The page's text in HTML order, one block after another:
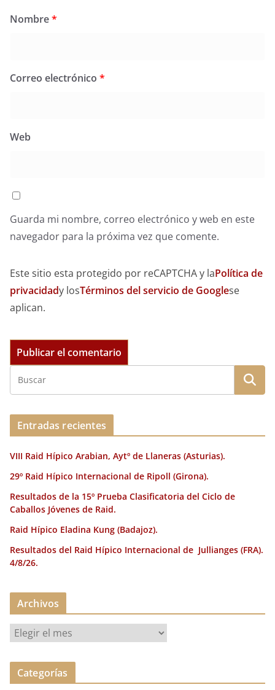
Nombre*
Correo electrónico *
Web
Guarda mi nombre, correo electrónico y web en este
navegador para la próxima vez que comente.
Este sitio esta protegido por reCAPTCHA y laPolítica de
privacidady losTérminos del servicio de Googlese
aplican.
Entradas recientes
VIII Raid Hípico Arabian, Aytº de Llaneras (Asturias).
29º Raid Hípico Internacional de Ripoll (Girona).
Resultados de la 15º Prueba Clasificatoria del Ciclo de
Caballos Jóvenes de Raid.
Raid Hípico Eladina Kung (Badajoz).
Resultados del Raid Hípico Internacional de Jullianges (FRA).
4/8/26.
Archivos
r
c
Categorías